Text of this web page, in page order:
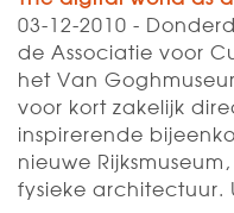
03-12-2010 -
de Associatie voor
het Van
voor kort zakelijk
inspirerende
nieuwe
fysieke